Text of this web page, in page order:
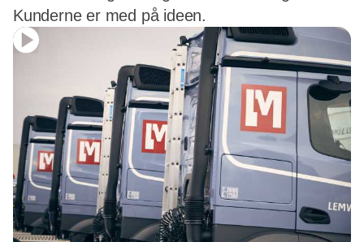
Kunderne er med på ideen.